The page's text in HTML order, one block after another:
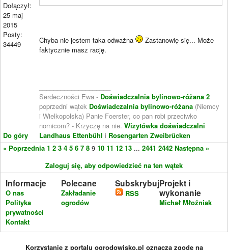
Dołączył:
25 maj
2015
Posty:
34449
Do góry
Chyba nie jestem taka odważna
Zastanowię się... Może
faktycznie masz rację.
Serdeczności Ewa - Doświadczalnia bylinowo-różana 2
poprzedni wątek Doświadczalnia bylinowo-różana (Niemcy
i Wielkopolska) Panie Foerster, co pan robi przeciwko
nornicom? - Krzyczę na nie. Wizytówka doświadczalni
Landhaus Ettenbühl i Rosengarten Zweibrücken
« Poprzednia 1 2 3 4 5 6 7 8 9 10 11 12 13 ... 2441 2442 Następna »
Zaloguj się, aby odpowiedzieć na ten wątek
Informacje
O nas
Polityka
prywatności
Kontakt
Polecane
Zakładanie
ogrodów
Subskrybuj
RSS
Projekt i
wykonanie
Michał Młoźniak
Korzystanie z portalu ogrodowisko.pl oznacza zgodę na